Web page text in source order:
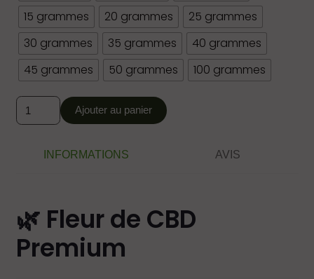
15 grammes
20 grammes
25 grammes
30 grammes
35 grammes
40 grammes
45 grammes
50 grammes 100 grammes
quantité
de
Indoor
2,70€/g
Ajouter au panier
INFORMATIONS AVIS
🌿 Fleur de CBD
Premium